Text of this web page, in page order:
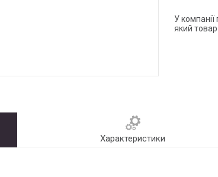
У
який
Характеристики